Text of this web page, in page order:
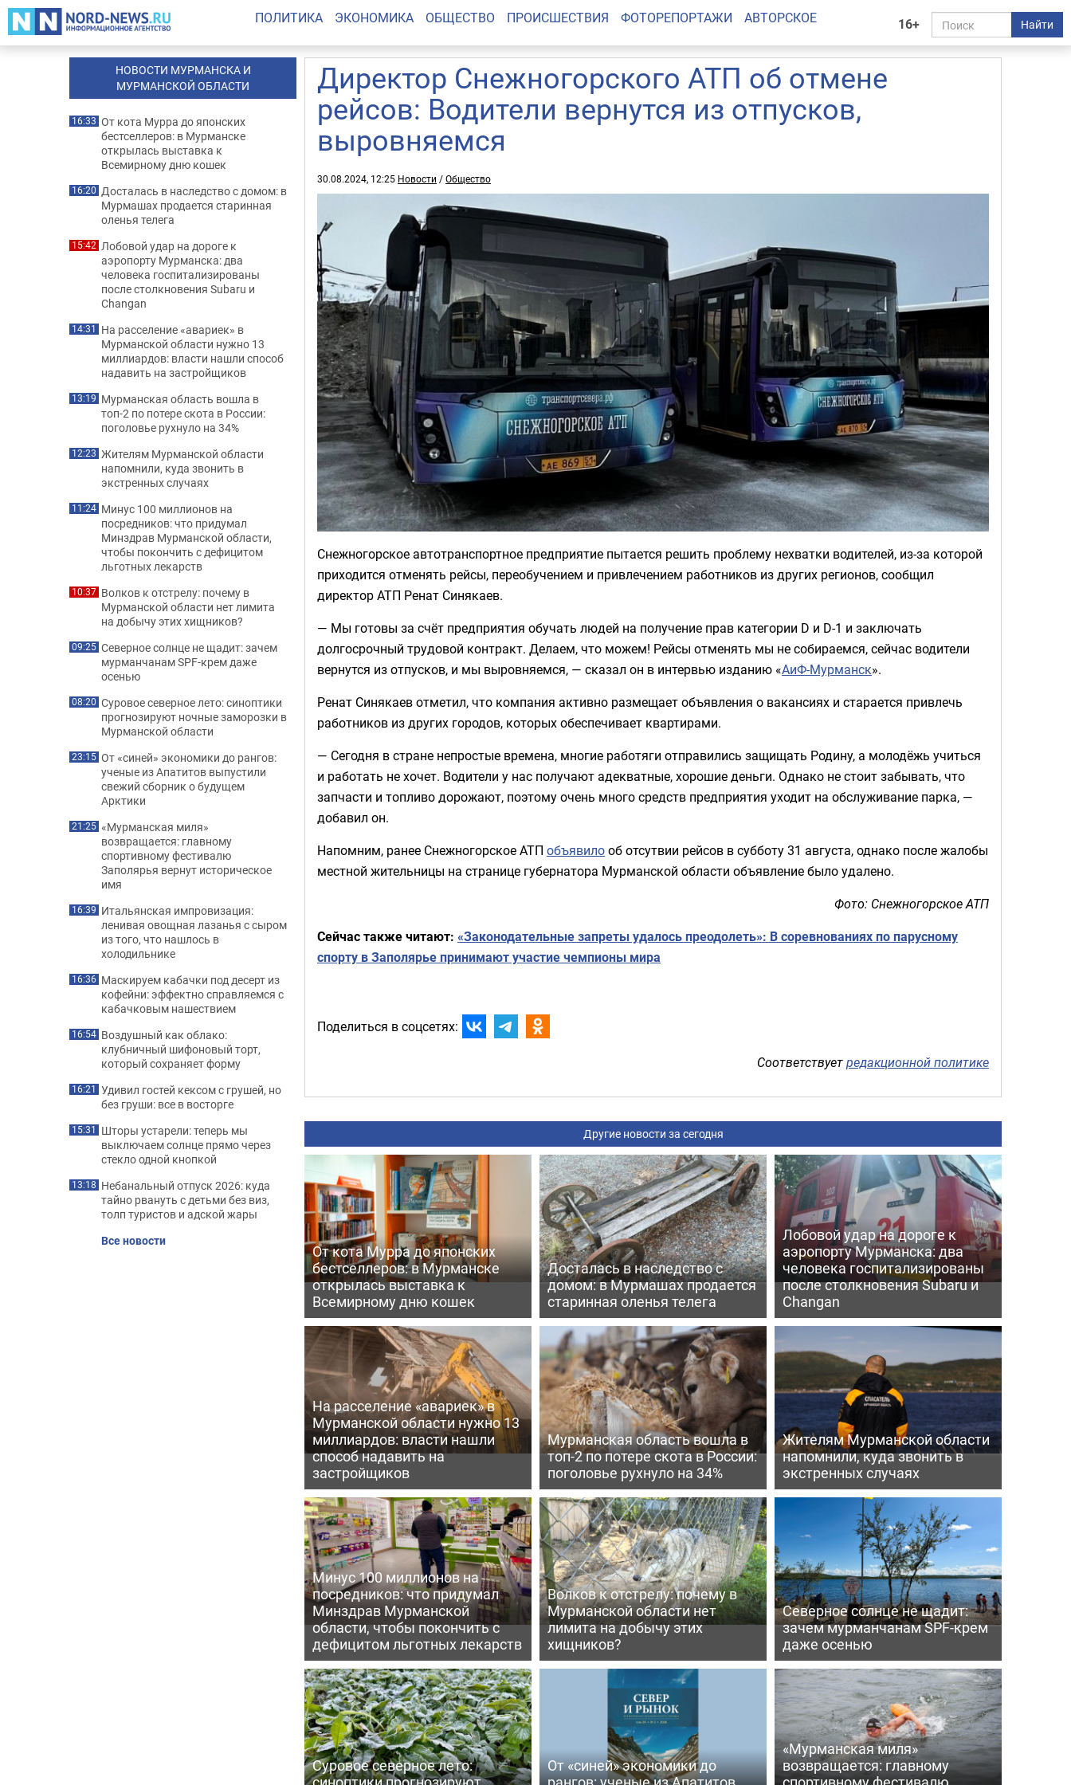
16+ Найти
ПОЛИТИКА ЭКОНОМИКА ОБЩЕСТВО ПРОИСШЕСТВИЯ ФОТОРЕПОРТАЖИ АВТОРСКОЕ
Директор Снежногорского АТП об отмене
рейсов: Водители вернутся из отпусков,
выровняемся
30.08.2024, 12:25 Новости /Общество
Снежногорское автотранспортное предприятие пытается решить проблему нехватки водителей, из-за которой
приходится отменять рейсы, переобучением и привлечением работников из других регионов, сообщил
директор АТП Ренат Синякаев.
— Мы готовы за счёт предприятия обучать людей на получение прав категории D и D-1 и заключать
долгосрочный трудовой контракт. Делаем, что можем! Рейсы отменять мы не собираемся, сейчас водители
вернутся из отпусков, и мы выровняемся, — сказал он в интервью изданию «АиФ-Мурманск».
Ренат Синякаев отметил, что компания активно размещает объявления о вакансиях и старается привлечь
работников из других городов, которых обеспечивает квартирами.
— Сегодня в стране непростые времена, многие работяги отправились защищать Родину, а молодёжь учиться
и работать не хочет. Водители у нас получают адекватные, хорошие деньги. Однако не стоит забывать, что
запчасти и топливо дорожают, поэтому очень много средств предприятия уходит на обслуживание парка, —
добавил он.
Напомним, ранее Снежногорское АТП объявилооб отсутвии рейсов в субботу 31 августа, однако после жалобы
местной жительницы на странице губернатора Мурманской области объявление было удалено.
Фото: Снежногорское АТП
Сейчас также читают: «Законодательные запреты удалось преодолеть»: В соревнованиях по парусному
спорту в Заполярье принимают участие чемпионы мира
Поделиться в соцсетях:
Соответствуетредакционной политике
Другие новости за сегодня
От кота Мурра до японских
бестселлеров: в Мурманске
открылась выставка к
Всемирному дню кошек
Досталась в наследство с
домом: в Мурмашах продается
старинная оленья телега
Лобовой удар на дороге к
аэропорту Мурманска: два
человека госпитализированы
после столкновения Subaru и
Changan
На расселение «авариек» в
Мурманской области нужно 13
миллиардов: власти нашли
способ надавить на
застройщиков
Мурманская область вошла в
топ-2 по потере скота в России:
поголовье рухнуло на 34%
Жителям Мурманской области
напомнили, куда звонить в
экстренных случаях
Минус 100 миллионов на
посредников: что придумал
Минздрав Мурманской
области, чтобы покончить с
дефицитом льготных лекарств
Волков к отстрелу: почему в
Мурманской области нет
лимита на добычу этих
хищников?
Северное солнце не щадит:
зачем мурманчанам SPF-крем
даже осенью
Суровое северное лето:
От «синей» экономики до
«Мурманская миля»
возвращается: главному
НОВОСТИ МУРМАНСКА И
МУРМАНСКОЙ ОБЛАСТИ
16:33 От кота Мурра до японских
бестселлеров: в Мурманске
открылась выставка к
Всемирному дню кошек
16:20 Досталась в наследство с домом: в
Мурмашах продается старинная
оленья телега
15:42 Лобовой удар на дороге к
аэропорту Мурманска: два
человека госпитализированы
после столкновения Subaru и
Changan
14:31 На расселение «авариек» в
Мурманской области нужно 13
миллиардов: власти нашли способ
надавить на застройщиков
13:19 Мурманская область вошла в
топ-2 по потере скота в России:
поголовье рухнуло на 34%
12:23 Жителям Мурманской области
напомнили, куда звонить в
экстренных случаях
11:24 Минус 100 миллионов на
посредников: что придумал
Минздрав Мурманской области,
чтобы покончить с дефицитом
льготных лекарств
10:37 Волков к отстрелу: почему в
Мурманской области нет лимита
на добычу этих хищников?
09:25 Северное солнце не щадит: зачем
мурманчанам SPF-крем даже
осенью
08:20 Суровое северное лето: синоптики
прогнозируют ночные заморозки в
Мурманской области
23:15 От «синей» экономики до рангов:
ученые из Апатитов выпустили
свежий сборник о будущем
Арктики
21:25 «Мурманская миля»
возвращается: главному
спортивному фестивалю
Заполярья вернут историческое
имя
16:39 Итальянская импровизация:
ленивая овощная лазанья с сыром
из того, что нашлось в
холодильнике
16:36 Маскируем кабачки под десерт из
кофейни: эффектно справляемся с
кабачковым нашествием
16:54 Воздушный как облако:
клубничный шифоновый торт,
который сохраняет форму
16:21 Удивил гостей кексом с грушей, но
без груши: все в восторге
15:31 Шторы устарели: теперь мы
выключаем солнце прямо через
стекло одной кнопкой
13:18 Небанальный отпуск 2026: куда
тайно рвануть с детьми без виз,
толп туристов и адской жары
Все новости